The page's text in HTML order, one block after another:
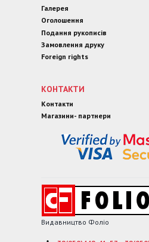
Галерея
Оголошення
Подання рукописів
Замовлення друку
Foreign rights
КОНТАКТИ
Контакти
Магазини- партнери
Видавництво Фоліо